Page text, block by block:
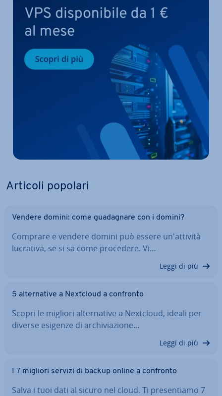
Articoli popolari
Vendere domini: come gua­da­gna­re con i domini?
Comprare e vendere domini può essere un'at­ti­vi­tà
lucrativa, se si sa come procedere. Vi…
Leggi di più
5 al­ter­na­ti­ve a Nextcloud a confronto
Scopri le migliori al­ter­na­ti­ve a Nextcloud, ideali per
diverse esigenze di ar­chi­via­zio­ne…
Leggi di più
I 7 migliori servizi di backup online a confronto
Salva i tuoi dati al sicuro nel cloud. Ti pre­sen­tia­mo 7